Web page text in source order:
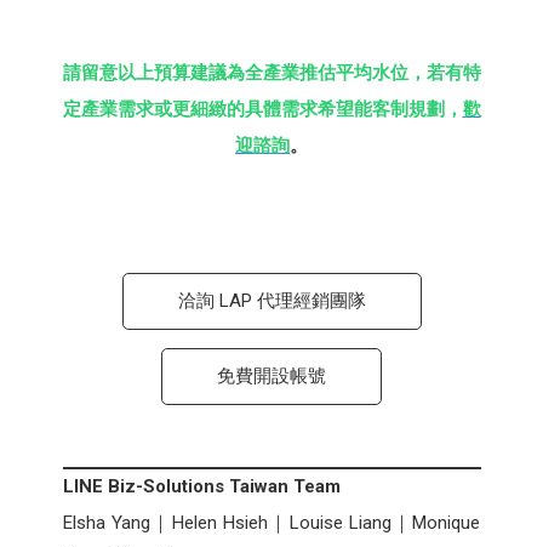
請留意以上預算建議為全產業推估平均水位，若有特
定產業需求或更細緻的具體需求希望能客制規劃， 歡
迎諮詢。
洽詢 LAP 代理經銷團隊
免費開設帳號
LINE Biz-Solutions Taiwan Team
Elsha Yang｜Helen Hsieh｜Louise Liang｜Monique